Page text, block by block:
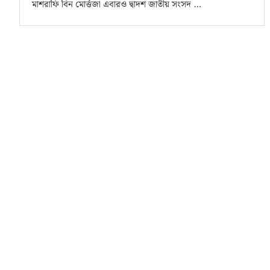
মাশরাফি বিন মোর্ত্তজা এবারও দ্বাদশ জাতীয় সংসদ …